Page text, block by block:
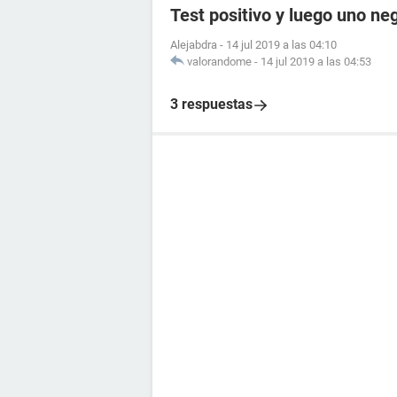
Test positivo y luego uno
Alejabdra - 14 jul 2019 a las 04:10
valorandome - 14 jul 2019 a las 04:53
3 respuestas